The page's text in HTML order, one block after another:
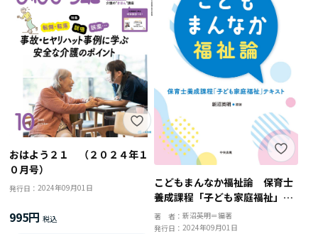
おはよう２１ （２０２４年１
０月号）
発行日：2024年09月01日
995円
こどもまんなか福祉論 保育士
養成課程「子ども家庭福祉」テ
キスト
著 者： 新沼英明＝編著
発行日： 2024年09月01日